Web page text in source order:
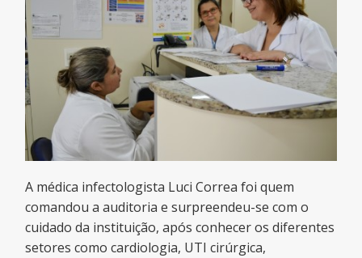
A médica infectologista Luci Correa foi quem
comandou a auditoria e surpreendeu-se com o
cuidado da instituição, após conhecer os diferentes
setores como cardiologia, UTI cirúrgica,